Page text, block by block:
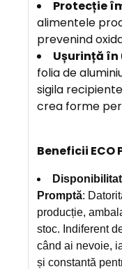
Protecție
alimentele
prevenind
Ușurință
folia de
sigila
crea forme
Beneficii ECO
Promptă:
producție,
stoc. Indiferent
când ai nevoie,
și constantă